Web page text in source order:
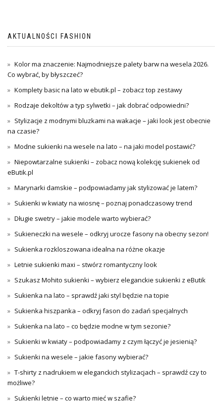
AKTUALNOŚCI FASHION
Kolor ma znaczenie: Najmodniejsze palety barw na wesela 2026.
Co wybrać, by błyszczeć?
Komplety basic na lato w ebutik.pl – zobacz top zestawy
Rodzaje dekoltów a typ sylwetki – jak dobrać odpowiedni?
Stylizacje z modnymi bluzkami na wakacje – jaki look jest obecnie
na czasie?
Modne sukienki na wesele na lato – na jaki model postawić?
Niepowtarzalne sukienki – zobacz nową kolekcję sukienek od
eButik.pl
Marynarki damskie – podpowiadamy jak stylizować je latem?
Sukienki w kwiaty na wiosnę – poznaj ponadczasowy trend
Długie swetry – jakie modele warto wybierać?
Sukieneczki na wesele – odkryj urocze fasony na obecny sezon!
Sukienka rozkloszowana idealna na różne okazje
Letnie sukienki maxi – stwórz romantyczny look
Szukasz Mohito sukienki – wybierz eleganckie sukienki z eButik
Sukienka na lato – sprawdź jaki styl będzie na topie
Sukienka hiszpanka – odkryj fason do zadań specjalnych
Sukienka na lato – co będzie modne w tym sezonie?
Sukienki w kwiaty – podpowiadamy z czym łączyć je jesienią?
Sukienki na wesele – jakie fasony wybierać?
T-shirty z nadrukiem w eleganckich stylizacjach – sprawdź czy to
możliwe?
Sukienki letnie – co warto mieć w szafie?